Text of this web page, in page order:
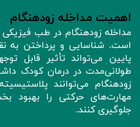
اهمیت مداخله زودهنگام
مداخله زودهنگام در طب
است. شناسایی و پرداختن
پایین می‌تواند تأثیر قابل
طولانی‌مدت در درمان کودک
زودهنگام می‌توانند
مهارت‌های حرکتی را بهبود
جلوگیری کنند.